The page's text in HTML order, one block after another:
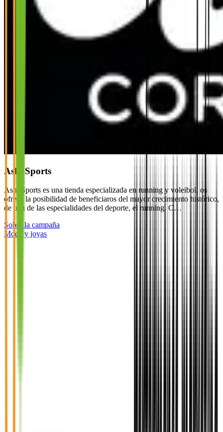
Ashi Sports
Ashi Sports es una tienda especializada en running y voleibol, os
ofrece la posibilidad de beneficiaros del mayor crecimiento histórico,
de una de las especialidades del deporte, el running. C…
Sobre la campaña
Moda y joyas